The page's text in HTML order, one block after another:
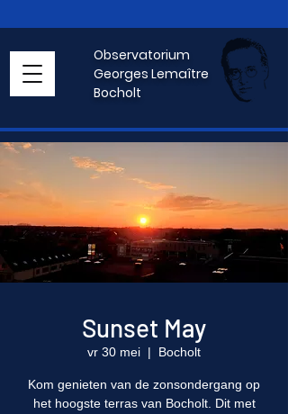
Observatorium
Georges Lemaître
Bocholt
Sunset May
vr 30 mei
  |
Bocholt
Kom genieten van de zonsondergang op
het hoogste terras van Bocholt. Dit met